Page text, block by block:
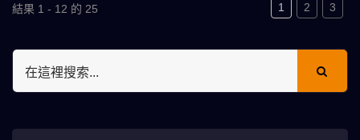
結果 1 - 12 的 25 1 2 3